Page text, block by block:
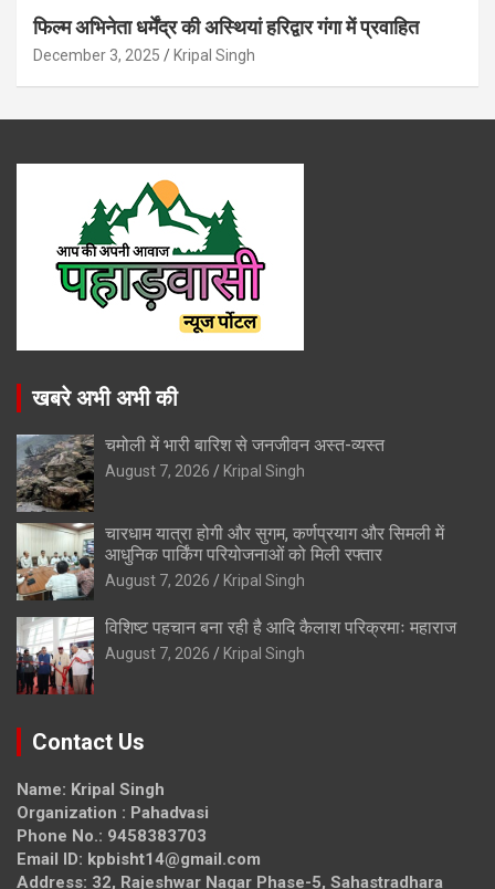
फिल्म अभिनेता धर्मेंद्र की अस्थियां हरिद्वार गंगा में प्रवाहित
December 3, 2025 Kripal Singh
खबरे अभी अभी की
चमोली में भारी बारिश से जनजीवन अस्त-व्यस्त
August 7, 2026 Kripal Singh
चारधाम यात्रा होगी और सुगम, कर्णप्रयाग और सिमली में
आधुनिक पार्किंग परियोजनाओं को मिली रफ्तार
August 7, 2026 Kripal Singh
विशिष्ट पहचान बना रही है आदि कैलाश परिक्रमाः महाराज
August 7, 2026 Kripal Singh
Contact Us
Name: Kripal Singh
Organization : Pahadvasi
Phone No.: 9458383703
Email ID: kpbisht14@gmail.com
Address: 32, Rajeshwar Nagar Phase-5, Sahastradhara